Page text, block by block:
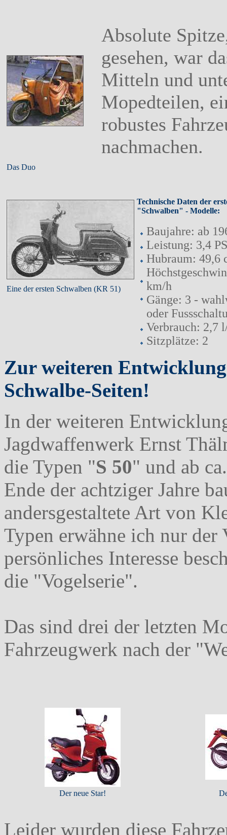
Absolute
gesehen, war
Mitteln und
Mopedteilen,
robustes
nachmachen.
Das Duo
Eine der ersten Schwalben (KR 51)
Technische Daten der
"Schwalben" - Modelle:
Baujahre: ab
Leistung: 3,4
Hubraum: 49,6
km/h
Gänge: 3 -
oder
Verbrauch: 2,7
Sitzplätze: 2
Zur weiteren
Schwalbe-Seiten!
In der weiteren
Jagdwaffenwerk Ernst
die Typen "S 50" und ab
Ende der achtziger Jahre
andersgestaltete Art von
Typen erwähne ich nur
persönliches Interesse
die "Vogelserie".
Das sind drei der letzten
Fahrzeugwerk nach der
Der neue Star!
Leider wurden diese